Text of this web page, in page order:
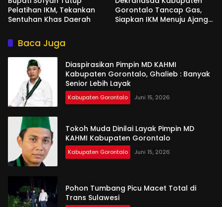
Pelatihan IKM, Tekankan
Sentuhan Khas Daerah
Gorontalo Tancap Gas,
Siapkan IKM Menuju Ajang
Baca Juga
Diaspirasikan Pimpin MD KAHMI
Kabupaten Gorontalo, Ghalieb : Banyak
Senior Lebih Layak
Kabupaten Gorontalo Juni 15, 2026
Tokoh Muda Dinilai Layak Pimpin MD
KAHMI Kabupaten Gorontalo
Kabupaten Gorontalo Juni 15, 2026
Pohon Tumbang Picu Macet Total di
Trans Sulawesi